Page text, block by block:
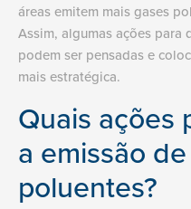
áreas emitem mais gases
Assim, algumas ações para
podem ser pensadas e
mais estratégica.
Quais ações
a emissão
poluentes?